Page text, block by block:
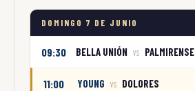
DOMINGO 7 DE JUNIO
09:30 BELLA UNIÓN VS PALMIRENSE
11:00 YOUNG VS DOLORES